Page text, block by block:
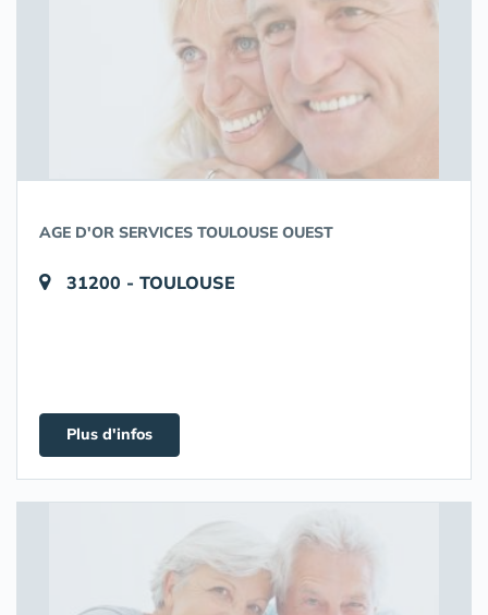
AGE D'OR SERVICES TOULOUSE OUEST
31200 - TOULOUSE
Plus d'infos